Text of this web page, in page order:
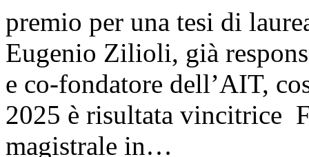
premio per una tesi di
Eugenio Zilioli, già
e co-fondatore dell’AIT,
2025 è risultata vincitrice
magistrale in…